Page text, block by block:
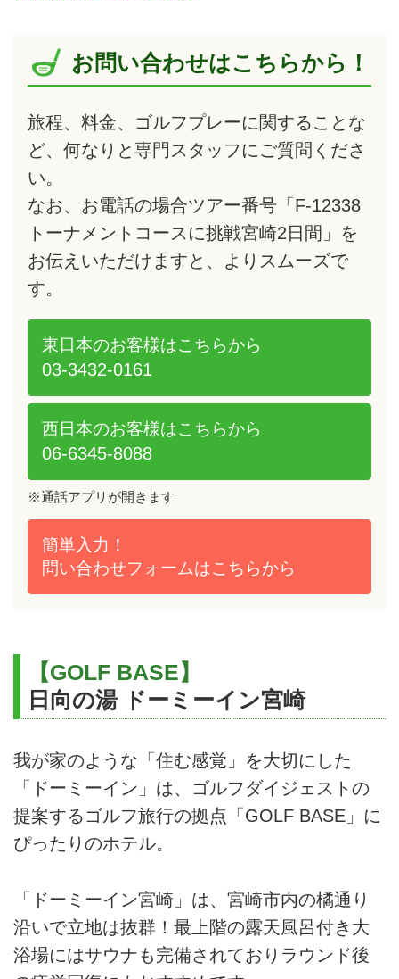
お問い合わせはこちらから！
旅程、料金、ゴルフプレーに関することな
ど、何なりと専門スタッフにご質問くださ
い。
なお、お電話の場合ツアー番号「F-12338
トーナメントコースに挑戦宮崎2日間」を
お伝えいただけますと、よりスムーズで
す。
東日本のお客様はこちらから
03-3432-0161
西日本のお客様はこちらから
06-6345-8088
簡単入力！
問い合わせフォームはこちらから
※通話アプリが開きます
【GOLF BASE】
日向の湯 ドーミーイン宮崎
我が家のような「住む感覚」を大切にした
「ドーミーイン」は、ゴルフダイジェストの
提案するゴルフ旅行の拠点「GOLF BASE」に
ぴったりのホテル。
「ドーミーイン宮崎」は、宮崎市内の橘通り
沿いで立地は抜群！最上階の露天風呂付き大
浴場にはサウナも完備されておりラウンド後